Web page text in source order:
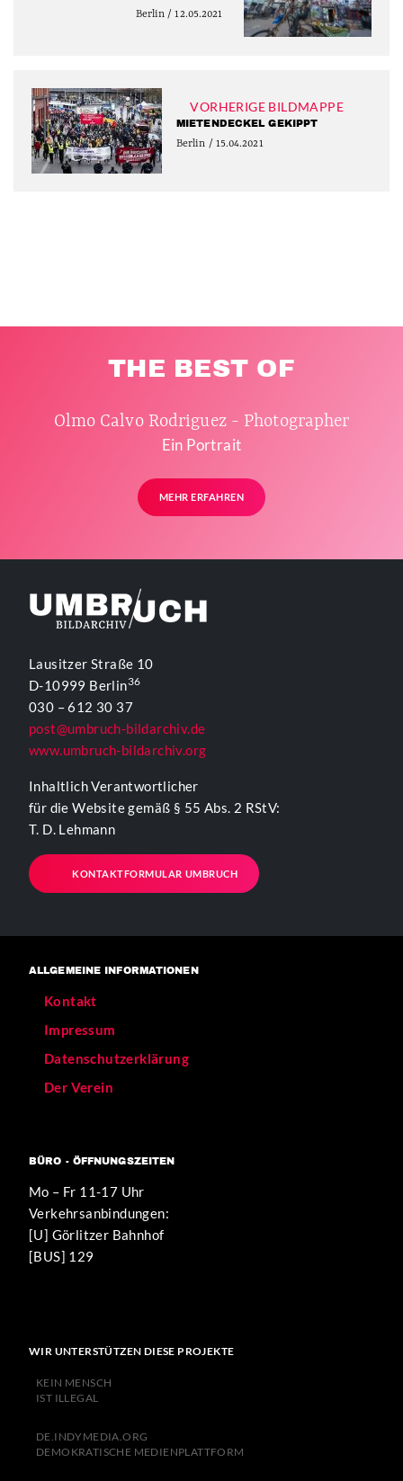
Berlin / 12.05.2021
VORHERIGE BILDMAPPE
MIETENDECKEL GEKIPPT
Berlin / 15.04.2021
THE BEST OF
Olmo Calvo Rodriguez - Photographer
Ein Portrait
MEHR ERFAHREN
Lausitzer Straße 10
D-10999 Berlin36
030 – 612 30 37
post@umbruch-bildarchiv.de
www.umbruch-bildarchiv.org
Inhaltlich Verantwortlicher
für die Website gemäß § 55 Abs. 2 RStV:
T. D. Lehmann
KONTAKTFORMULAR UMBRUCH
ALLGEMEINE INFORMATIONEN
Kontakt
Impressum
Datenschutzerklärung
Der Verein
BÜRO - ÖFFNUNGSZEITEN
Mo – Fr 11-17 Uhr
Verkehrsanbindungen:
[U] Görlitzer Bahnhof
[BUS] 129
WIR UNTERSTÜTZEN DIESE PROJEKTE
KEIN MENSCH
IST ILLEGAL
DE.INDYMEDIA.ORG
DEMOKRATISCHE MEDIENPLATTFORM